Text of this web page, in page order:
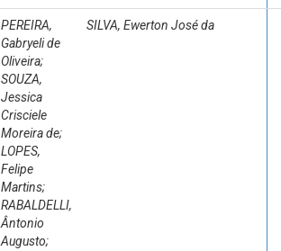
PEREIRA,
Gabryeli de
Oliveira;
SOUZA,
Jessica
Crisciele
Moreira de;
LOPES,
Felipe
Martins;
RABALDELLI,
Ântonio
Augusto;
SILVA, Ewerton José da